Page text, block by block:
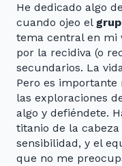
He dedicado algo
cuando ojeo el
tema central en mi
por la recidiva (o
secundarios. La
Pero es importante
las exploraciones
algo y defiéndete.
titanio de la
sensibilidad, y el
que no me